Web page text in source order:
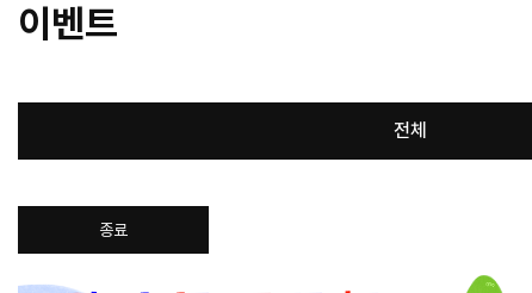
이벤트
전체
종료